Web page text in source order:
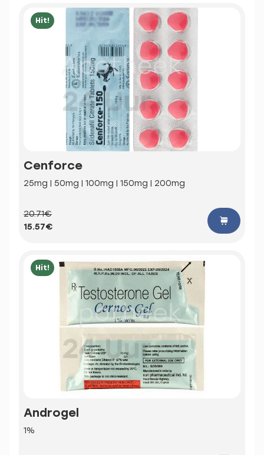
Hit!
Cenforce
25mg | 50mg | 100mg | 150mg | 200mg
20.71€
15.57€
Hit!
Androgel
1%